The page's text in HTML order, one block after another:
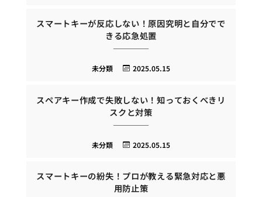
スマートキーが反応しない！原因究明と自分でで
きる応急処置
2025.05.15
未分類
スペアキー作成で失敗しない！知っておくべきリ
スクと対策
2025.05.15
未分類
スマートキーの紛失！プロが教える緊急対応と悪
用防止策